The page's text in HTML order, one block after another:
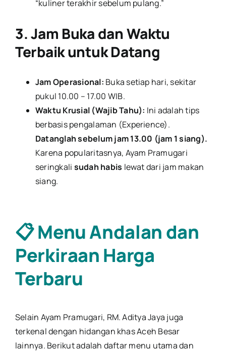
“kuliner terakhir sebelum pulang.”
3. Jam Buka dan Waktu
Terbaik untuk Datang
Jam Operasional: Buka setiap hari, sekitar
pukul 10.00 – 17.00 WIB.
Waktu Krusial (Wajib Tahu): Ini adalah tips
berbasis pengalaman (Experience).
Datanglah sebelum jam 13.00 (jam 1 siang).
Karena popularitasnya, Ayam Pramugari
seringkali sudah habis lewat dari jam makan
siang.
📋 Menu Andalan dan
Perkiraan Harga
Terbaru
Selain Ayam Pramugari, RM. Aditya Jaya juga
terkenal dengan hidangan khas Aceh Besar
lainnya. Berikut adalah daftar menu utama dan